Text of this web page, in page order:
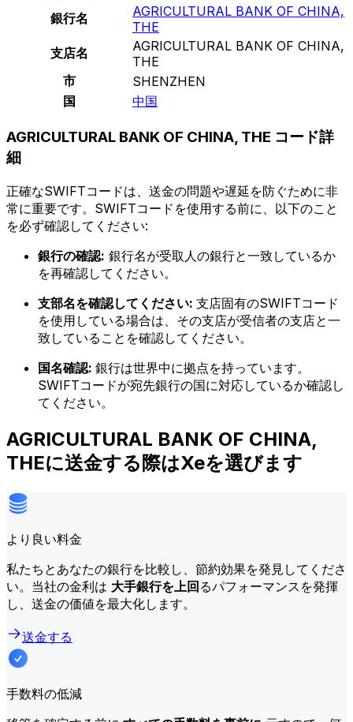
銀行名
AGRICULTURAL BANK OF CHINA,
THE
支店名
AGRICULTURAL BANK OF CHINA,
THE
市
SHENZHEN
国
中国
AGRICULTURAL BANK OF CHINA, THE コード詳
細
正確なSWIFTコードは、送金の問題や遅延を防ぐために非
常に重要です。SWIFTコードを使用する前に、以下のこと
を必ず確認してください:
銀行の確認: 銀行名が受取人の銀行と一致しているか
を再確認してください。
支部名を確認してください: 支店固有のSWIFTコード
を使用している場合は、その支店が受信者の支店と一
致していることを確認してください。
国名確認: 銀行は世界中に拠点を持っています。
SWIFTコードが宛先銀行の国に対応しているか確認し
てください。
AGRICULTURAL BANK OF CHINA,
THEに送金する際はXeを選びます
より良い料金
私たちとあなたの銀行を比較し、節約効果を発見してくださ
い。当社の金利は 大手銀行を上回るパフォーマンスを発揮
し、送金の価値を最大化します。
送金する
手数料の低減